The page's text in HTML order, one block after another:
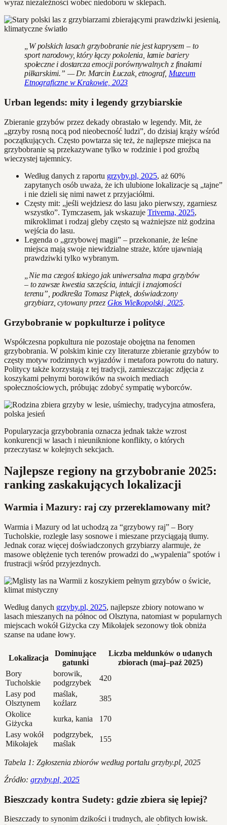
wyraz niezależności wobec niedoboru w sklepach.
„W polskich lasach grzybobranie nie jest kaprysem – to
sport narodowy, który łączy pokolenia, łamie bariery
społeczne i dostarcza emocji porównywalnych z finałami
piłkarskimi.” — Dr. Marcin Łuczak, etnograf, Muzeum
Etnograficzne w Krakowie, 2023
Urban legends: mity i legendy grzybiarskie
Zbieranie grzybów przez dekady obrastało w legendy. Mit, że
„grzyby rosną nocą pod nieobecność ludzi”, do dzisiaj krąży wśród
początkujących. Często powtarza się też, że najlepsze miejsca na
grzybobranie są przekazywane tylko w rodzinie i pod groźbą
wieczystej tajemnicy.
Według danych z raportu grzyby.pl, 2025, aż 60%
zapytanych osób uważa, że ich ulubione lokalizacje są „tajne”
i nie dzieli się nimi nawet z przyjaciółmi.
Częsty mit: „jeśli wejdziesz do lasu jako pierwszy, zgarniesz
wszystko”. Tymczasem, jak wskazuje Triverna, 2025,
mikroklimat i rodzaj gleby często są ważniejsze niż godzina
wejścia do lasu.
Legenda o „grzybowej magii” – przekonanie, że leśne
miejsca mają swoje niewidzialne straże, które ujawniają
prawdziwki tylko wybranym.
„Nie ma czegoś takiego jak uniwersalna mapa grzybów
– to zawsze kwestia szczęścia, intuicji i znajomości
terenu”, podkreśla Tomasz Piątek, doświadczony
grzybiarz, cytowany przez Głos Wielkopolski, 2025.
Grzybobranie w popkulturze i polityce
Współczesna popkultura nie pozostaje obojętna na fenomen
grzybobrania. W polskim kinie czy literaturze zbieranie grzybów to
częsty motyw rodzinnych wyjazdów i metafora powrotu do natury.
Politycy także korzystają z tej tradycji, zamieszczając zdjęcia z
koszykami pełnymi borowików na swoich mediach
społecznościowych, próbując zdobyć sympatię wyborców.
Popularyzacja grzybobrania oznacza jednak także wzrost
konkurencji w lasach i nieuniknione konflikty, o których
przeczytasz w kolejnych sekcjach.
Najlepsze regiony na grzybobranie 2025:
ranking zaskakujących lokalizacji
Warmia i Mazury: raj czy przereklamowany mit?
Warmia i Mazury od lat uchodzą za “grzybowy raj” – Bory
Tucholskie, rozległe lasy sosnowe i mieszane przyciągają tłumy.
Jednak coraz więcej doświadczonych grzybiarzy alarmuje, że
masowe oblężenie tych terenów prowadzi do „wypalenia” spotów i
frustracji wśród przyjezdnych.
Według danych grzyby.pl, 2025, najlepsze zbiory notowano w
lasach mieszanych na północ od Olsztyna, natomiast w popularnych
miejscach wokół Giżycka czy Mikołajek sezonowy tłok obniża
szanse na udane łowy.
Lokalizacja
Dominujące
gatunki
Liczba meldunków o udanych
zbiorach (maj–paź 2025)
Bory
Tucholskie
borowik,
podgrzybek
420
Lasy pod
Olsztynem
maślak,
koźlarz
385
Okolice
Giżycka
kurka, kania
170
Lasy wokół
Mikołajek
podgrzybek,
maślak
155
Tabela 1: Zgłoszenia zbiorów według portalu grzyby.pl, 2025
Źródło: grzyby.pl, 2025
Bieszczady kontra Sudety: gdzie zbiera się lepiej?
Bieszczady to synonim dzikości i trudnych, ale obfitych łowisk.